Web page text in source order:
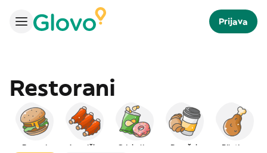
Prijava
Restorani
Burgeri Američka Grickalice Doručak Piletina